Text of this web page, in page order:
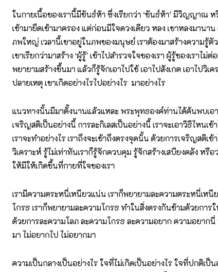
ในกายเนื้อของเรานี้มีขันธ์ห้า ซึ่งเรียกว่า ‘ขันธ์ห้า’ มีวิญญาณ
เข้ามายึดเข้ามาครอง แต่ก่อนมีใจดวงเดียว หลง เขาหลงมานา
ภพใหญ่ เวลานี้เขาอยู่ในภพของมนุษย์ เราต้องมาสร้างความรู้ตั
เขาเรียกว่ามาสร้าง ‘ผู้รู้’ เข้าไปสำรวจใจของเรา ผู้รู้ของเราไม่ต่
พยายามสร้างขึ้นมา แล้วก็รู้จักเอาไปใช้ เอาไปสังเกต เอาไปวิเ
ปลายเหตุ เขาเกิดอย่างไรไปอย่างไร มาอย่างไร
แนวทางนั้นมีมาตั้งนานแล้วแหละ พระพุทธองค์ท่านได้ค้นพบเอา
เจริญสติเป็นอย่างนี้ การละกิเลสเป็นอย่างนี้ เราจะเอาวิธีไหนเข้
เราจะทำอย่างไร เราถึงจะเข้าถึงตรงจุดนั้น ด้วยการเจริญสติเข้
วิเคราะห์ รู้ไม่เท่าทันเราก็รู้จักควบคุม รู้จักสร้างเสบียงคลัง หรือ
ให้มีให้เกิดขึ้นที่กายที่ใจของเรา
เรามีความตระหนี่เหนียวแน่น เราก็พยายามละความตระหนี่เหนี
โกรธ เราก็พยายามละความโกรธ ทำในสิ่งตรงกันข้ามด้วยการ
ด้วยการละความโลภ ละความโกรธ ละความอยาก ความอยาก
มา ไม่อยากไป ไม่อยากมา
ความเป็นกลางเป็นอย่างไร ใจที่ไม่เกิดเป็นอย่างไร ใจที่ปกติเป็